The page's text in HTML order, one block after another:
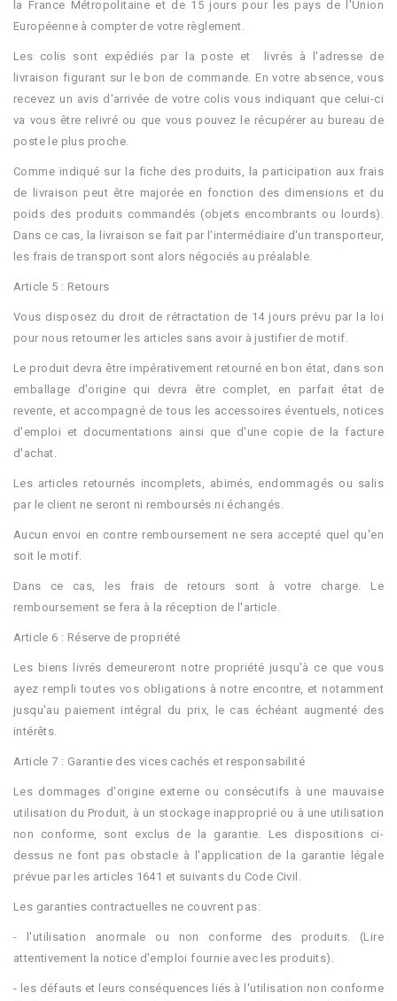
la France Métropolitaine et de 15 jours pour les pays de l'Union
Européenne à compter de votre règlement.
Les colis sont expédiés par la poste et livrés à l'adresse de
livraison figurant sur le bon de commande. En votre absence, vous
recevez un avis d'arrivée de votre colis vous indiquant que celui-ci
va vous être relivré ou que vous pouvez le récupérer au bureau de
poste le plus proche.
Comme indiqué sur la fiche des produits, la participation aux frais
de livraison peut être majorée en fonction des dimensions et du
poids des produits commandés (objets encombrants ou lourds).
Dans ce cas, la livraison se fait par l'intermédiaire d'un transporteur,
les frais de transport sont alors négociés au préalable.
Article 5 : Retours
Vous disposez du droit de rétractation de 14 jours prévu par la loi
pour nous retourner les articles sans avoir à justifier de motif.
Le produit devra être impérativement retourné en bon état, dans son
emballage d'origine qui devra être complet, en parfait état de
revente, et accompagné de tous les accessoires éventuels, notices
d'emploi et documentations ainsi que d'une copie de la facture
d'achat.
Les articles retournés incomplets, abimés, endommagés ou salis
par le client ne seront ni remboursés ni échangés.
Aucun envoi en contre remboursement ne sera accepté quel qu'en
soit le motif.
Dans ce cas, les frais de retours sont à votre charge. Le
remboursement se fera à la réception de l'article.
Article 6 : Réserve de propriété
Les biens livrés demeureront notre propriété jusqu'à ce que vous
ayez rempli toutes vos obligations à notre encontre, et notamment
jusqu'au paiement intégral du prix, le cas échéant augmenté des
intérêts.
Article 7 : Garantie des vices cachés et responsabilité
Les dommages d'origine externe ou consécutifs à une mauvaise
utilisation du Produit, à un stockage inapproprié ou à une utilisation
non conforme, sont exclus de la garantie. Les dispositions ci-
dessus ne font pas obstacle à l'application de la garantie légale
prévue par les articles 1641 et suivants du Code Civil.
Les garanties contractuelles ne couvrent pas:
- l'utilisation anormale ou non conforme des produits. (Lire
attentivement la notice d'emploi fournie avec les produits).
- les défauts et leurs conséquences liés à l'utilisation non conforme